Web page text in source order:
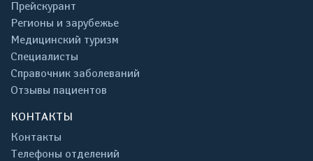
Прейскурант
Регионы и зарубежье
Медицинский туризм
Специалисты
Справочник заболеваний
Отзывы пациентов
КОНТАКТЫ
Контакты
Телефоны отделений